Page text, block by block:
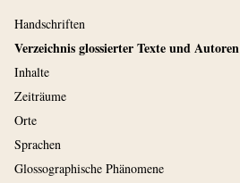
Handschriften
Verzeichnis glossierter Texte und Autoren
Inhalte
Zeiträume
Orte
Sprachen
Glossographische Phänomene